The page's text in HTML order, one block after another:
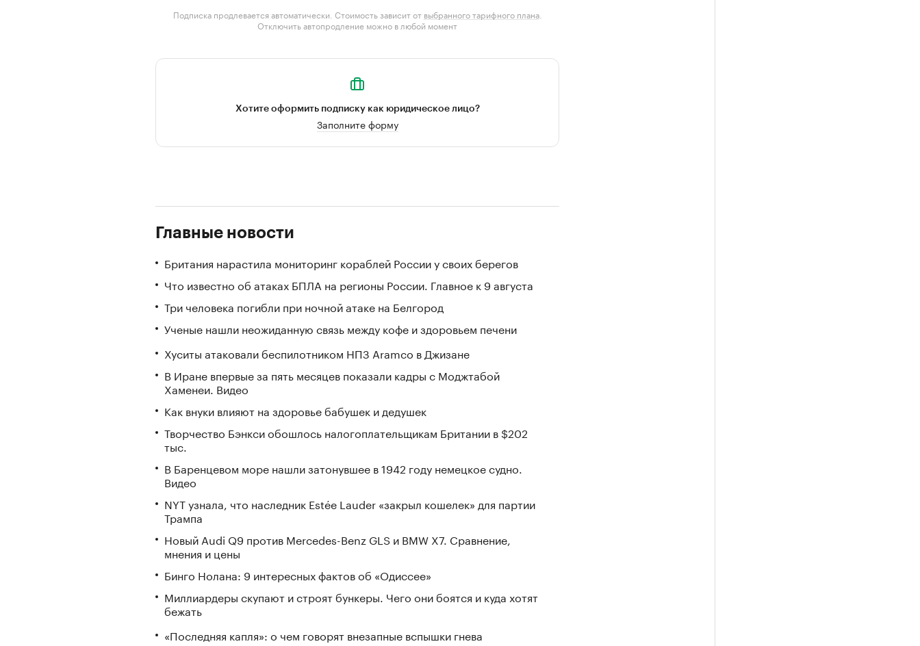
Подписка продлевается автоматически. Стоимость зависит от выбранного тарифного плана.
Отключить автопродление можно в любой момент
Хотите оформить подписку как юридическое лицо?
Заполните форму
Главные новости
Британия нарастила мониторинг кораблей России у своих берегов
Что известно об атаках БПЛА на регионы России. Главное к 9 августа
Три человека погибли при ночной атаке на Белгород
Ученые нашли неожиданную связь между кофе и здоровьем печени
Хуситы атаковали беспилотником НПЗ Aramco в Джизане
В Иране впервые за пять месяцев показали кадры с Моджтабой
Хаменеи. Видео
Как внуки влияют на здоровье бабушек и дедушек
Творчество Бэнкси обошлось налогоплательщикам Британии в $202
тыс.
В Баренцевом море нашли затонувшее в 1942 году немецкое судно.
Видео
NYT узнала, что наследник Estée Lauder «закрыл кошелек» для партии
Трампа
Новый Audi Q9 против Mercedes-Benz GLS и BMW X7. Сравнение,
мнения и цены
Бинго Нолана: 9 интересных фактов об «Одиссее»
Миллиардеры скупают и строят бункеры. Чего они боятся и куда хотят
бежать
«Последняя капля»: о чем говорят внезапные вспышки гнева